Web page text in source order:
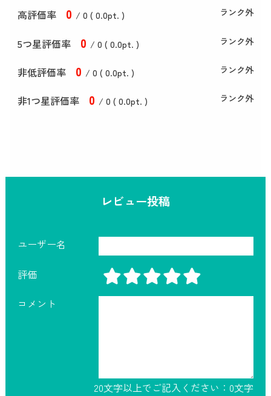
高評価率 0 / 0 ( 0.0pt. ) ランク外
5つ星評価率 0 / 0 ( 0.0pt. ) ランク外
非低評価率 0 / 0 ( 0.0pt. ) ランク外
非1つ星評価率 0 / 0 ( 0.0pt. ) ランク外
レビュー投稿
ユーザー名
評価
コメント
20文字以上でご記入ください： 0文字